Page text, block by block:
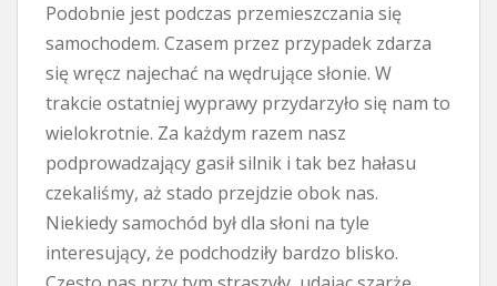
Podobnie jest podczas przemieszczania się
samochodem. Czasem przez przypadek zdarza
się wręcz najechać na wędrujące słonie. W
trakcie ostatniej wyprawy przydarzyło się nam to
wielokrotnie. Za każdym razem nasz
podprowadzający gasił silnik i tak bez hałasu
czekaliśmy, aż stado przejdzie obok nas.
Niekiedy samochód był dla słoni na tyle
interesujący, że podchodziły bardzo blisko.